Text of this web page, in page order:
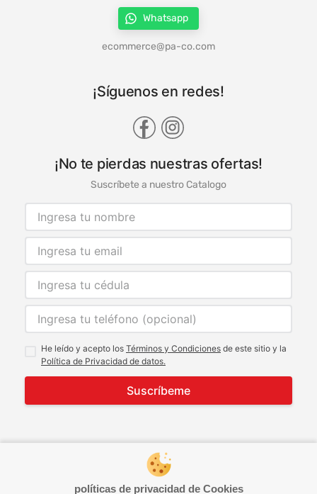
políticas de privacidad de Cookies
Whatsapp
¡Síguenos en redes!
¡No te pierdas nuestras ofertas!
Suscríbete a nuestro Catalogo
He leído y acepto los Términos y Condiciones de este sitio y la
Política de Privacidad de datos.
Suscríbeme
© 2021 Todos los derechos reservados
developed by